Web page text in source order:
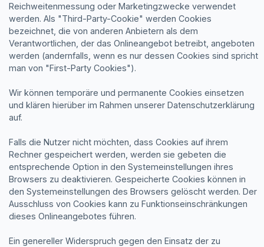
Reichweitenmessung oder Marketingzwecke verwendet
werden. Als "Third-Party-Cookie" werden Cookies
bezeichnet, die von anderen Anbietern als dem
Verantwortlichen, der das Onlineangebot betreibt, angeboten
werden (andernfalls, wenn es nur dessen Cookies sind spricht
man von "First-Party Cookies").
Wir können temporäre und permanente Cookies einsetzen
und klären hierüber im Rahmen unserer Datenschutzerklärung
auf.
Falls die Nutzer nicht möchten, dass Cookies auf ihrem
Rechner gespeichert werden, werden sie gebeten die
entsprechende Option in den Systemeinstellungen ihres
Browsers zu deaktivieren. Gespeicherte Cookies können in
den Systemeinstellungen des Browsers gelöscht werden. Der
Ausschluss von Cookies kann zu Funktionseinschränkungen
dieses Onlineangebotes führen.
Ein genereller Widerspruch gegen den Einsatz der zu